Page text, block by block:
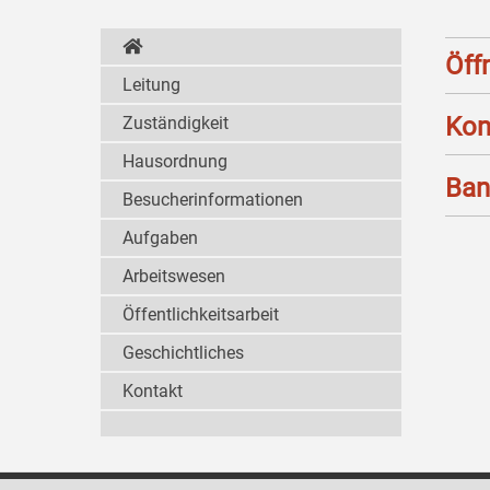
Leitung
Zuständigkeit
Hausordnung
Besucherinformationen
Aufgaben
Arbeitswesen
Öffentlichkeitsarbeit
Geschichtliches
Kontakt